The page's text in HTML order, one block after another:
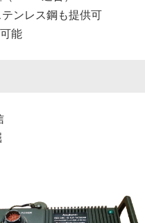
ンレス鋼も提供可
能